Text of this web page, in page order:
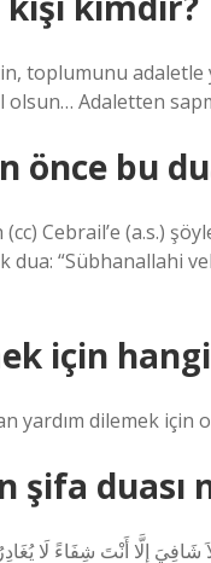
toplumunu
olsun… Adaletten
önce bu
Cebrail’e (a.s.)
“Sübhanallahi
için
yardım dilemek için
şifa duası